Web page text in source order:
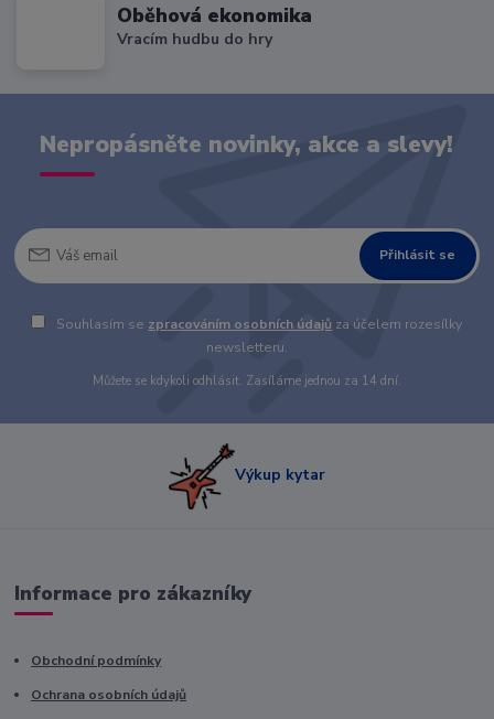
Oběhová ekonomika
Vracím hudbu do hry
Nepropásněte novinky, akce a slevy!
Přihlásit se
Souhlasím se zpracováním osobních údajů za účelem rozesílky
newsletteru.
Můžete se kdykoli odhlásit. Zasíláme jednou za 14 dní.
Výkup kytar
Informace pro zákazníky
Obchodní podmínky
Ochrana osobních údajů